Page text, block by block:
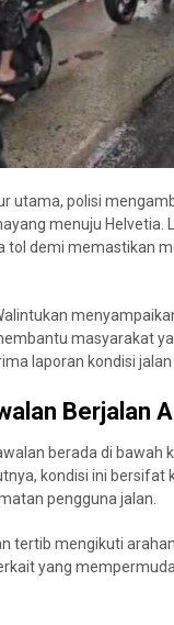
utama, polisi
menuju Helvetia.
tol demi memastikan
masyarakat
laporan kondisi
Berjalan
berada di bawah
kondisi ini bersifat
pengguna jalan.
tertib mengikuti
yang